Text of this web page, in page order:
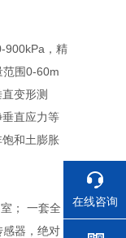
900kPa ，精
范围0-60m
直变形测
直应力等
和土膨胀
； 一套全
器，绝对
在线咨询